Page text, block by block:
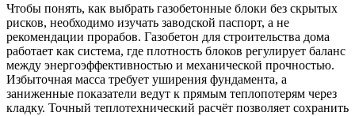
Чтобы понять, как выбрать газобетонные блоки без скрытых
рисков, необходимо изучать заводской паспорт, а не
рекомендации прорабов. Газобетон для строительства дома
работает как система, где плотность блоков регулирует баланс
между энергоэффективностью и механической прочностью.
Избыточная масса требует уширения фундамента, а
заниженные показатели ведут к прямым теплопотерям через
кладку. Точный теплотехнический расчёт позволяет сохранить